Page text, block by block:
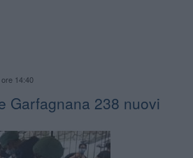
14:40
Garfagnana 238 nuovi